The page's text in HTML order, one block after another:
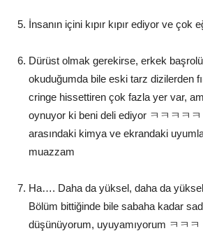
İnsanın içini kıpır kıpır ediyor ve çok
Dürüst olmak gerekirse, erkek
okuduğumda bile eski tarz dizilerden
cringe hissettiren çok fazla yer var,
oynuyor ki beni deli ediyor ㅋㅋㅋㅋ
arasındaki kimya ve ekrandaki
muazzam
Ha…. Daha da yüksel, daha da
Bölüm bittiğinde bile sabaha kadar
düşünüyorum, uyuyamıyorum ㅋㅋㅋ